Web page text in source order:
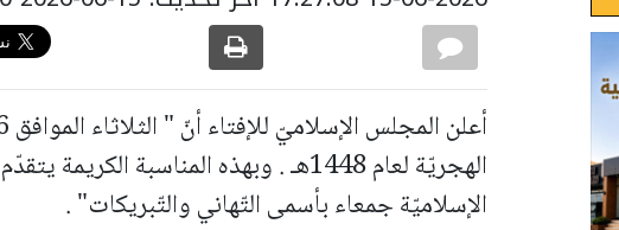
الهجريّة لعام 1448هـ . وبهذه المناسبة
الإسلاميّة جمعاء بأسمى التّهاني والتّبريكات" .